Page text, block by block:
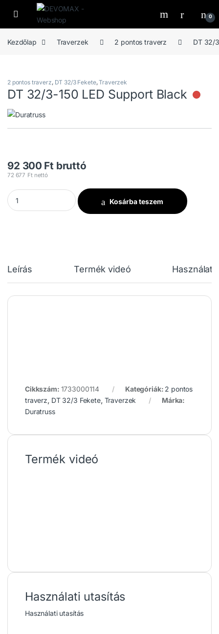
Ugrás a navigációhoz
Ugrás a tartalomhoz
Open 0
Kezdőlap Traverzek 2 pontos traverz DT 32/
2 pontos traverz, DT 32/3 Fekete,Traverzek
DT 32/3-150 LED Support Black
92 300 Ft bruttó
72 677 Ftnettó
DT 32/3-150 LED Support Black mennyiség
Kosárba teszem
Leírás Termék videó Használati
Cikkszám: 1733000114 Kategóriák: 2 pontos
traverz, DT 32/3 Fekete, Traverzek
Márka:
Duratruss
Termék videó
Használati utasítás
Használati utasítás